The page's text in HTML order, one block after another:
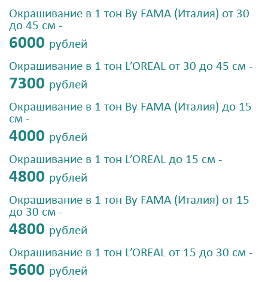
Окрашивание в 1 тон By FAMA (Италия) от 30
до 45 см -
6000 рублей
Окрашивание в 1 тон L’OREAL от 30 до 45 см -
7300 рублей
Окрашивание в 1 тон By FAMA (Италия) до 15
см -
4000 рублей
Окрашивание в 1 тон L’OREAL до 15 см -
4800 рублей
Окрашивание в 1 тон By FAMA (Италия) от 15
до 30 см -
4800 рублей
Окрашивание в 1 тон L’OREAL от 15 до 30 см -
5600 рублей